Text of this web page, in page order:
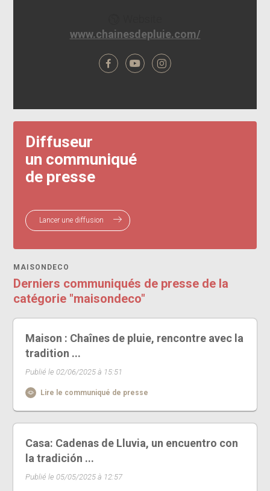
www.chainesdepluie.com/
Diffuseur
un communiqué
de presse
Lancer une diffusion
MAISONDECO
Derniers communiqués de presse de la
catégorie "maisondeco"
Maison : Chaînes de pluie, rencontre avec la
tradition ...
Publié le 02/06/2025 à 15:51
Lire le communiqué de presse
Casa: Cadenas de Lluvia, un encuentro con
la tradición ...
Publié le 05/05/2025 à 12:57